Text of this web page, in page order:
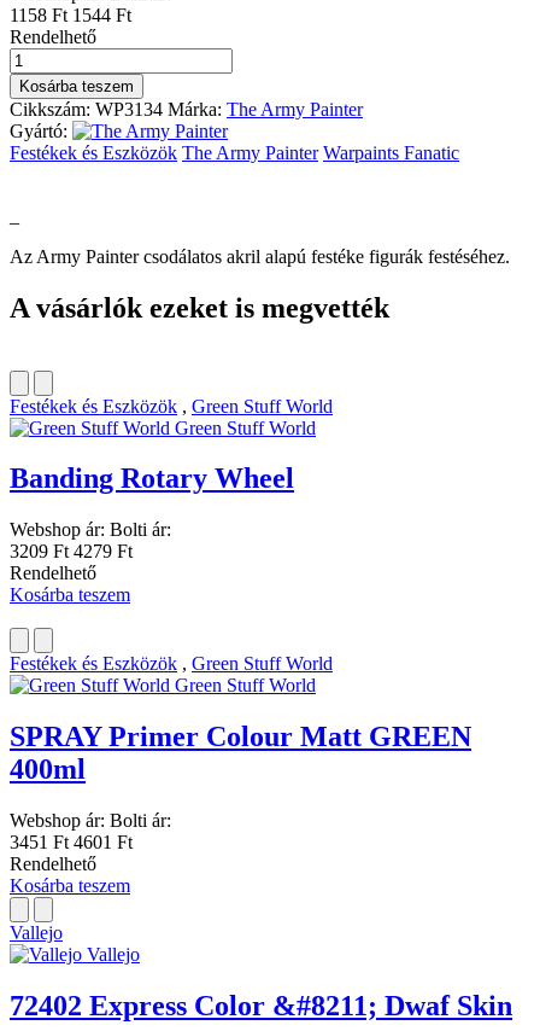
1158 Ft 1544 Ft
Rendelhető
Warpaints
Fanatic:
Magecast
Magenta
mennyiség
Kosárba teszem
Cikkszám: WP3134 Márka: The Army Painter
Gyártó:
Festékek és Eszközök The Army Painter Warpaints Fanatic
Az Army Painter csodálatos akril alapú festéke figurák festéséhez.
A vásárlók ezeket is megvették
Festékek és Eszközök , Green Stuff World
Green Stuff World
Banding Rotary Wheel
Webshop ár: Bolti ár:
3209 Ft 4279 Ft
Rendelhető
Kosárba teszem
Festékek és Eszközök , Green Stuff World
Green Stuff World
SPRAY Primer Colour Matt GREEN
400ml
Webshop ár: Bolti ár:
3451 Ft 4601 Ft
Rendelhető
Kosárba teszem
Vallejo
Vallejo
72402 Express Color &#8211; Dwaf Skin